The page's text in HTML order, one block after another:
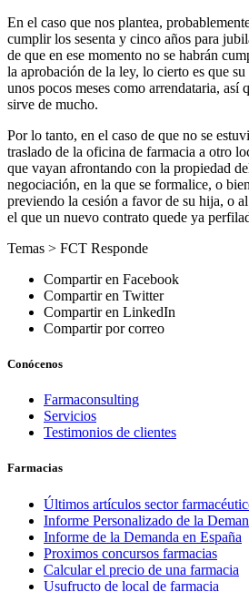
En el caso que nos plantea,
cumplir los sesenta y cinco años para
de que en ese momento no se habrán
la aprobación de la ley, lo cierto es que
unos pocos meses como arrendataria, así
sirve de mucho.
Por lo tanto, en el caso de que no se
traslado de la oficina de farmacia a otro
que vayan afrontando con la propiedad
negociación, en la que se formalice, o
previendo la cesión a favor de su hija, o
el que un nuevo contrato quede ya
Temas > FCT Responde
Compartir en Facebook
Compartir en Twitter
Compartir en LinkedIn
Compartir por correo
Conócenos
Farmaconsulting
Servicios
Testimonios de clientes
Farmacias
Últimos artículos sector
Informe Personalizado de la
Informe de la Demanda en España
Proximos concursos farmacias
Calcular el precio de una farmacia
Usufructo de local de farmacia